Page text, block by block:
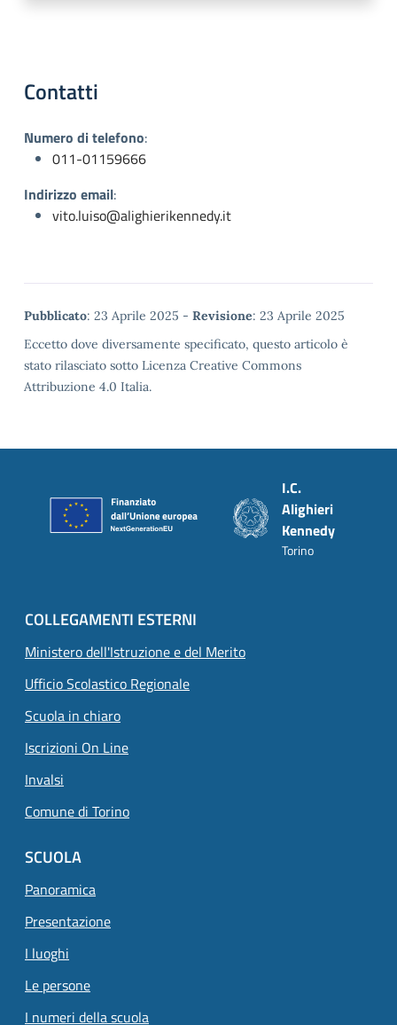
Contatti
Numero di telefono:
011-01159666
Indirizzo email:
vito.luiso@alighierikennedy.it
Metadata
Pubblicato: 23 Aprile 2025 - Revisione: 23 Aprile 2025
Eccetto dove diversamente specificato, questo articolo è
stato rilasciato sotto Licenza Creative Commons
Attribuzione 4.0 Italia.
I.C.
Alighieri
Kennedy
Torino
COLLEGAMENTI ESTERNI
Ministero dell'Istruzione e del Merito
Ufficio Scolastico Regionale
Scuola in chiaro
Iscrizioni On Line
Invalsi
Comune di Torino
SCUOLA
Panoramica
Presentazione
I luoghi
Le persone
I numeri della scuola